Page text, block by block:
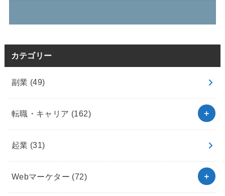
カテゴリー
副業 (49)
転職・キャリア (162)
起業 (31)
Webマーケター (72)